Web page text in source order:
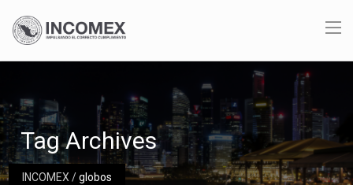
INCOMEX/globos
Tag Archives